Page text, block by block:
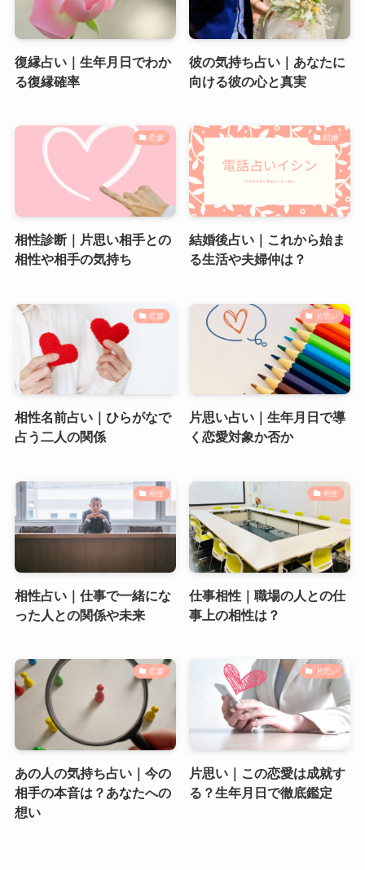
復縁占い｜生年月日でわか
る復縁確率
彼の気持ち占い｜あなたに
向ける彼の心と真実
恋愛
相性診断｜片思い相手との
相性や相手の気持ち
結婚
結婚後占い｜これから始ま
る生活や夫婦仲は？
恋愛
相性名前占い｜ひらがなで
占う二人の関係
片思い
片思い占い｜生年月日で導
く恋愛対象か否か
相性
相性占い｜仕事で一緒にな
った人との関係や未来
相性
仕事相性｜職場の人との仕
事上の相性は？
恋愛
あの人の気持ち占い｜今の
相手の本音は？あなたへの
想い
片思い
片思い｜この恋愛は成就す
る？生年月日で徹底鑑定